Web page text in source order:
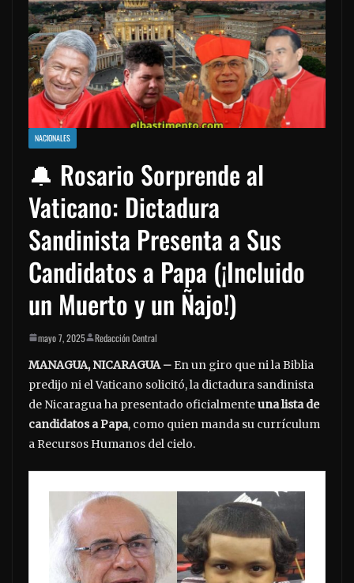
NACIONALES
🔔 Rosario Sorprende al
Vaticano: Dictadura
Sandinista Presenta a Sus
Candidatos a Papa (¡Incluido
un Muerto y un Ñajo!)
mayo 7, 2025 Redacción Central
MANAGUA, NICARAGUA – En un giro que ni la Biblia
predijo ni el Vaticano solicitó, la dictadura sandinista
de Nicaragua ha presentado oficialmenteuna lista de
candidatos a Papa, como quien manda su currículum
a Recursos Humanos del cielo.